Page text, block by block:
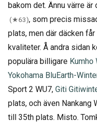
bakom det. Ännu värre är
(★63), som precis
plats, men där däcken
kvaliteter. Å andra sidan
populära billigare Kumho
Yokohama BluEarth-
Sport 2 WU7, Giti
plats, och även Nankang
till 35th plats. Misto.